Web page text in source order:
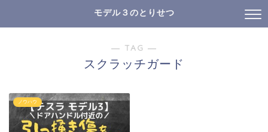
モデル３のとりせつ
― TAG ―
スクラッチガード
ノウハウ